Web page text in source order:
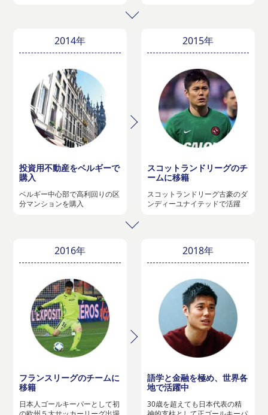
2014年
投資用不動産をベルギーで
購入
ベルギー中心部で高利回りの区
分マンションを購入
2015年
スコットランドリーグのチ
ームに移籍
スコットランドリーグ古豪のダ
ンディーユナイテッドで活躍
2016年
フランスリーグのチームに
移籍
日本人ゴールキーパーとして初
2018年
語学と金融を極め、世界各
地で活躍中
30歳を超えても日本代表の精